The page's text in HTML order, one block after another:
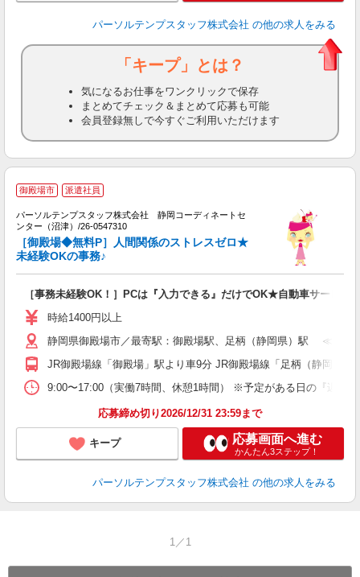
パーソルテンプスタッフ株式会社 の他の求人をみる
「キープ」とは？
気になるお仕事をワンクリックで保存
まとめてチェック＆まとめて応募も可能
会員登録無しで今すぐご利用いただけます
御殿場市 派遣社員
パーソルテンプスタッフ株式会社 静岡コーディネートセ
ンター（沼津）/26-0547310
［御殿場◆無料P］人間関係のストレスゼロ★
未経験OKの事務♪
［事務未経験OK！］PCは『入力できる』だけでOK★自動車サービス
時給1400円以上
静岡県御殿場市／最寄駅：御殿場駅、足柄（静岡県）駅 ≪車
JR御殿場線「御殿場」駅より車9分 JR御殿場線「足柄（静岡県）
9:00〜17:00（実働7時間、休憩1時間） ※予定がある日の『遅刻
応募締め切り2026/12/31 23:59まで
キープ 応募画面へ進む
かんたん3ステップ！
パーソルテンプスタッフ株式会社 の他の求人をみる
1／1